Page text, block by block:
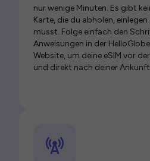
nur wenige Minuten. Es gibt
Karte, die du abholen,
musst. Folge einfach den
Anweisungen in der
Website, um deine eSIM vor
und direkt nach deiner